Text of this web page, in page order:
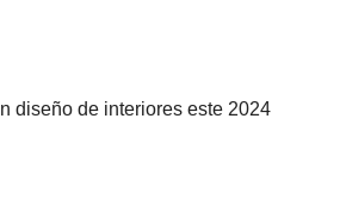
diseño de interiores este 2024